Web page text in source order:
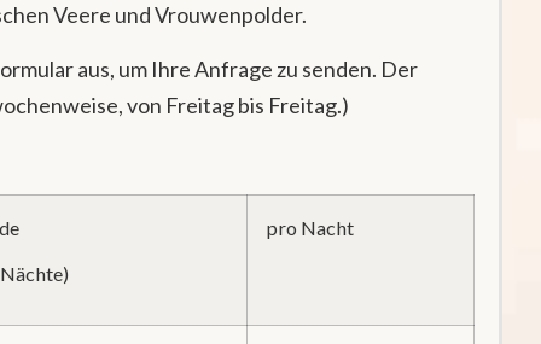
Veere und Vrouwenpolder.
aus, um Ihre Anfrage zu senden. Der
von Freitag bis Freitag.)
pro Nacht